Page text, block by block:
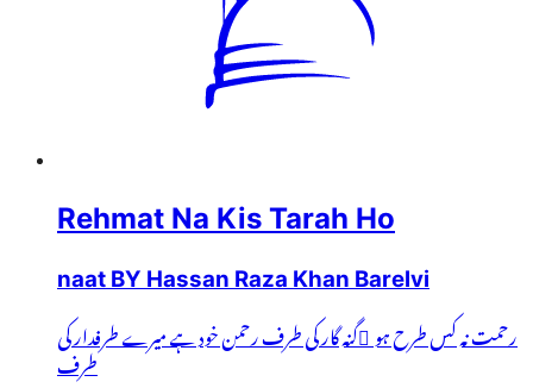
Rehmat Na Kis Tarah Ho
naat BY Hassan Raza Khan Barelvi
رحمت نہ کس طرح ہو ُگنہ گار کی طرف رحمن خود ہے میرے طرفدار کی
طرف